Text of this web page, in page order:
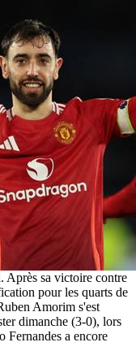
Après sa victoire contre
pour les quarts de
Amorim s'est
dimanche (3-0), lors
Fernandes a encore